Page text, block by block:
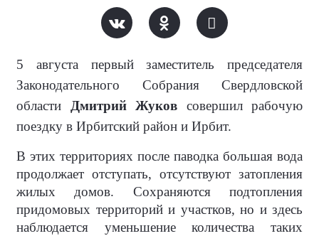
5 августа первый заместитель председателя
Законодательного Собрания Свердловской
области Дмитрий Жуков совершил рабочую
поездку в Ирбитский район и Ирбит.
В этих территориях после паводка большая вода
продолжает отступать, отсутствуют затопления
жилых домов. Сохраняются подтопления
придомовых территорий и участков, но и здесь
наблюдается уменьшение количества таких